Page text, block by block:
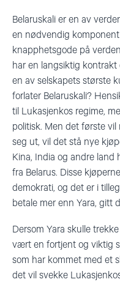
Belaruskali er en av
en nødvendig
knapphetsgode på
har en langsiktig
en av selskapets største
forlater Belaruskali?
til Lukasjenkos regime,
politisk. Men det første vil
seg ut, vil det stå nye
Kina, India og andre land
fra Belarus. Disse
demokrati, og det er i
betale mer enn Yara, gitt
Dersom Yara skulle
vært en fortjent og viktig
som har kommet med et
det vil svekke